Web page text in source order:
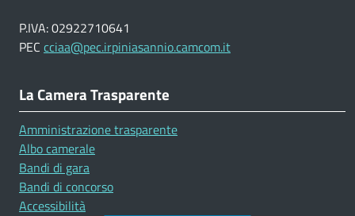
P.IVA: 02922710641
PEC cciaa@pec.irpiniasannio.camcom.it
La Camera Trasparente
Amministrazione trasparente
Albo camerale
Bandi di gara
Bandi di concorso
Accessibilità